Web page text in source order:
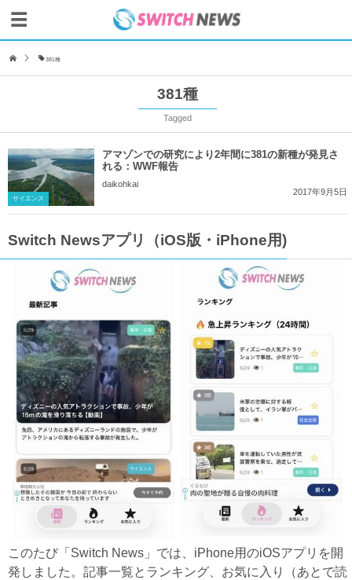
381種
381種
Tagged
サイエンス
アマゾンでの研究により2年間に381の新種が発見さ
れる：WWF報告
daikohkai
2017年9月5日
Switch Newsアプリ（iOS版・iPhone用)
このたび「Switch News」では、iPhone用のiOSアプリを開
発しました。記事一覧とランキング、お気に入り（あとで読